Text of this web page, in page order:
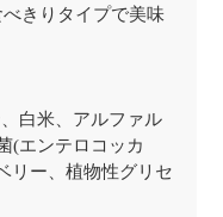
きりタイプで美味
白米、アルファル
(エンテロコッカ
リー、植物性グリセ